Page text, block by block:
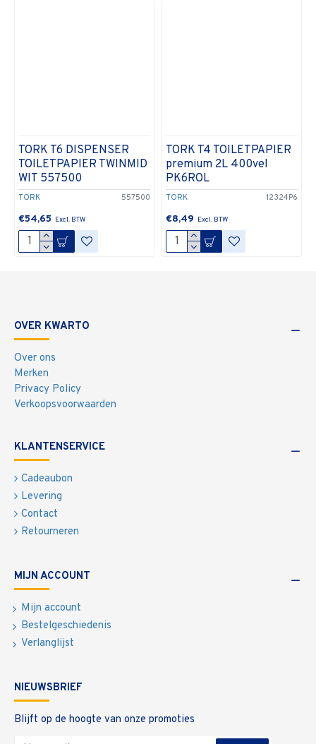
TORK 557500
TORK T6 DISPENSER
TOILETPAPIER TWINMID
WIT 557500
€54,65
TORK 12324P6
TORK T4 TOILETPAPIER
premium 2L 400vel
PK6ROL
€8,49
OVER KWARTO
Over ons
Merken
Privacy Policy
Verkoopsvoorwaarden
KLANTENSERVICE
Cadeaubon
Levering
Contact
Retourneren
MIJN ACCOUNT
Mijn account
Bestelgeschiedenis
Verlanglijst
NIEUWSBRIEF
Blijft op de hoogte van onze promoties